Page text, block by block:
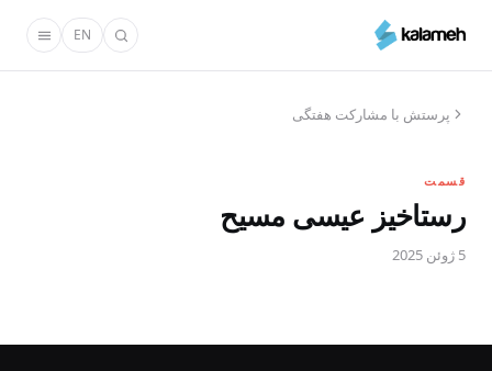
محتوای
EN
پرستش با مشارکت هفتگی
قسمت
رستاخیز عیسی مسیح
5 ژوئن 2025